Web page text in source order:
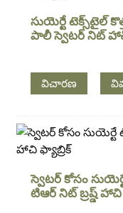
సుయెర్టే టెక్స్‌టైల్
పాలీ స్వెటర్ నిట్
విచారణ
స్వెటర్ కోసం
టిఆర్ నిట్ బ్రష్డ్ హాచి